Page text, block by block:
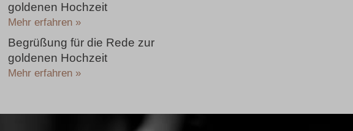
goldenen Hochzeit
Mehr erfahren »
Begrüßung für die Rede zur
goldenen Hochzeit
Mehr erfahren »